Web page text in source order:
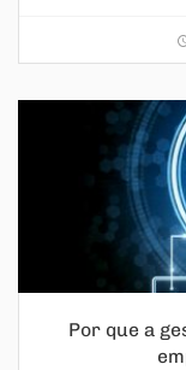
Por que a